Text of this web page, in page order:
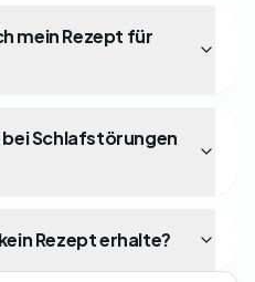
mein Rezept für
Schlafstörungen
Rezept erhalte?